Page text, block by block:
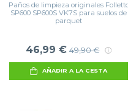
Paños de limpieza originales
SP600 SP600S VK7S para suelos de
parquet
46,99 € 49,90 €
AÑADIR A LA CESTA